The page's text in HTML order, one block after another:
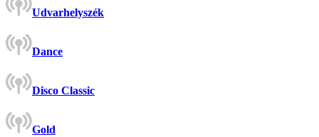
Udvarhelyszék
Dance
Disco Classic
Gold